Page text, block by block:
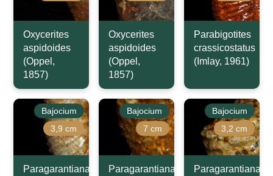
Oxycerites
aspidoides
(Oppel,
1857)
Oxycerites
aspidoides
(Oppel,
1857)
Parabigotites
crassicostatus
(Imlay, 1961)
Bajocium
3,9 cm
Paragarantiana
Bajocium
7 cm
Paragarantiana
Bajocium
3,2 cm
Paragarantiana